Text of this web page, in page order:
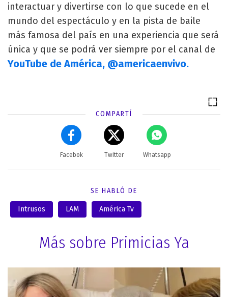
interactuar y divertirse con lo que sucede en el
mundo del espectáculo y en la pista de baile
más famosa del país en una experiencia que será
única y que se podrá ver siempre por el canal de
YouTube de América, @americaenvivo.
COMPARTÍ
Facebok Twitter Whatsapp
SE HABLÓ DE
Intrusos LAM América Tv
Más sobre Primicias Ya